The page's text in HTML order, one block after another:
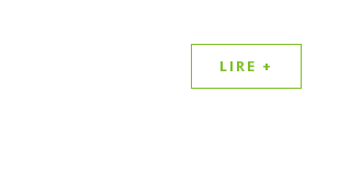
LIRE +